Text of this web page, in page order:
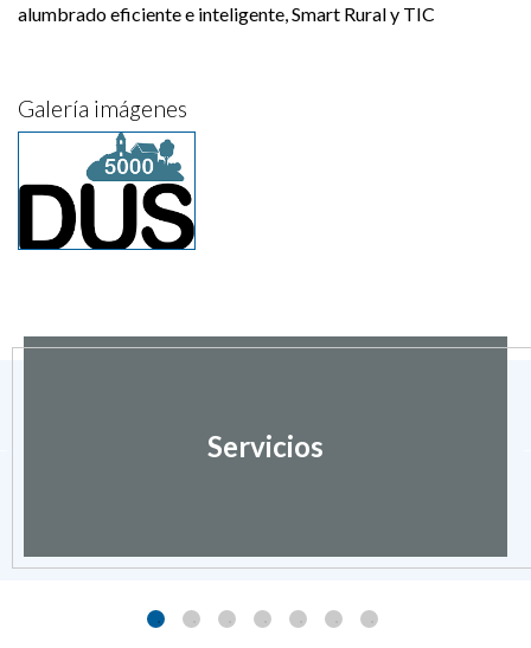
alumbrado eficiente e inteligente, Smart Rural y TIC
Galería imágenes
Servicios